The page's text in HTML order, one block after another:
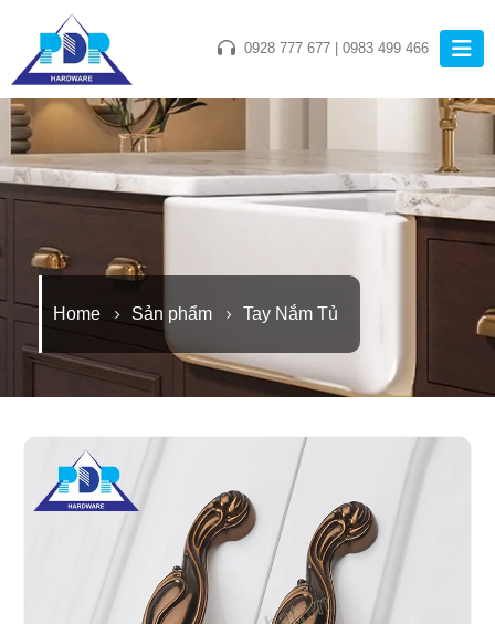
0928 777 677 0983 499 466
Home Sản phẩm Tay Nắm Tủ